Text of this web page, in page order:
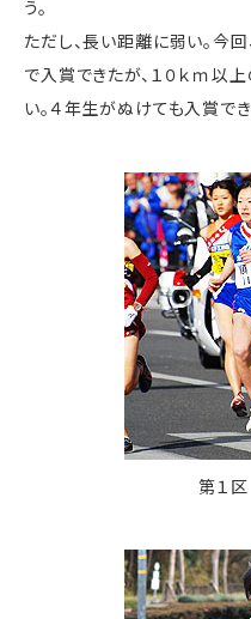
う。
ただし、長い距離に弱い。今
で入賞できたが、１０ｋｍ以
い。４年生がぬけても入賞で
第１